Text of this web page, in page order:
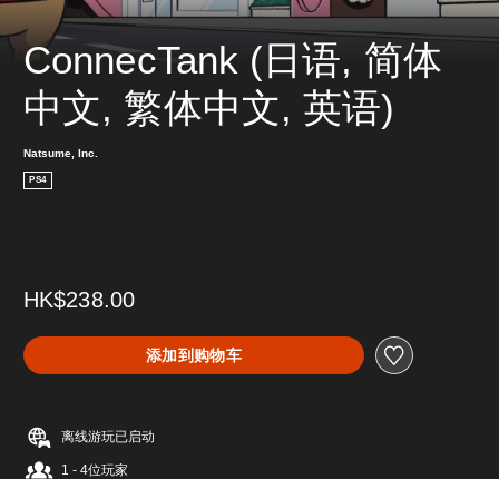
ConnecTank (日语, 简体
中文, 繁体中文, 英语)
Natsume, Inc.
PS4
HK$238.00
添加到购物车
离线游玩已启动
1 - 4位玩家